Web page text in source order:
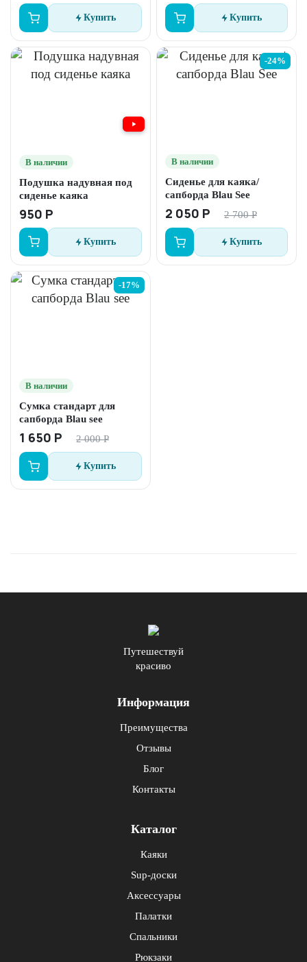
Купить Купить
В наличии
Подушка надувная под
сиденье каяка
950 Р
Купить
-24%
В наличии
Сиденье для каяка/
сапборда Blau See
2 050 Р 2 700 Р
Купить
-17%
В наличии
Сумка стандарт для
сапборда Blau see
1 650 Р 2 000 Р
Купить
Путешествуй
красиво
Информация
Преимущества
Отзывы
Блог
Контакты
Каталог
Каяки
Sup-доски
Аксессуары
Палатки
Спальники
Рюкзаки